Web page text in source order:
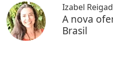
Izabel
A nova
Brasil